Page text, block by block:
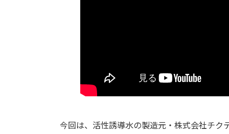
今回は、活性誘導水の製造元・株式会社チク